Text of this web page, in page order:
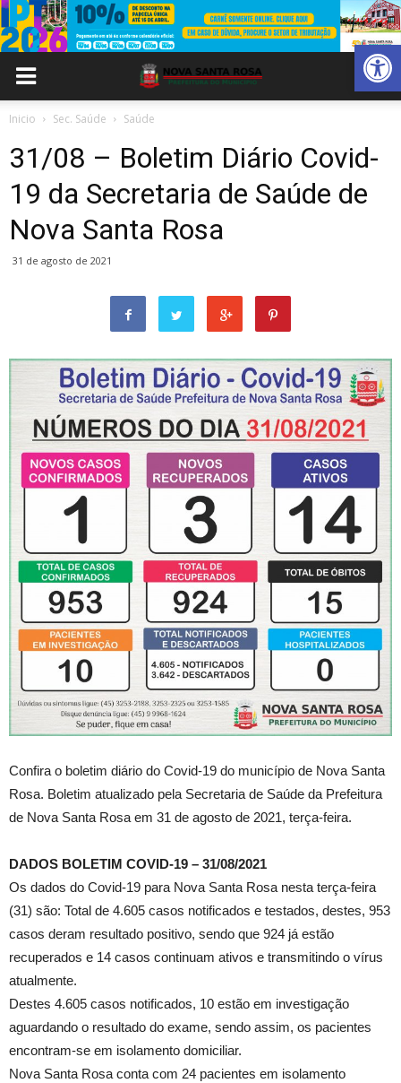
Abrir
Inicio Sec. Saúde Saúde
31/08 – Boletim Diário Covid-
19 da Secretaria de Saúde de
Nova Santa Rosa
31 de agosto de 2021
Confira o boletim diário do Covid-19 do município de Nova Santa
Rosa. Boletim atualizado pela Secretaria de Saúde da Prefeitura
de Nova Santa Rosa em 31 de agosto de 2021, terça-feira.
DADOS BOLETIM COVID-19 – 31/08/2021
Os dados do Covid-19 para Nova Santa Rosa nesta terça-feira
(31) são: Total de 4.605 casos notificados e testados, destes, 953
casos deram resultado positivo, sendo que 924 já estão
recuperados e 14 casos continuam ativos e transmitindo o vírus
atualmente.
Destes 4.605 casos notificados, 10 estão em investigação
aguardando o resultado do exame, sendo assim, os pacientes
encontram-se em isolamento domiciliar.
Nova Santa Rosa conta com 24 pacientes em isolamento